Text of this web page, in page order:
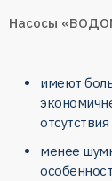
Насосы
имеют
менее